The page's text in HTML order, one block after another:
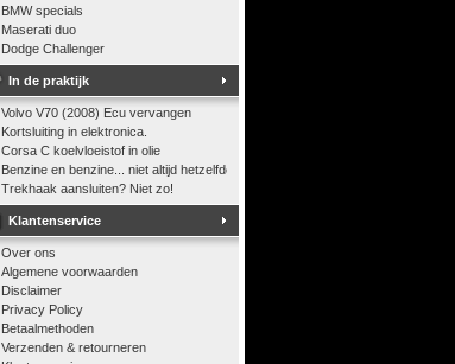
BMW specials
Maserati duo
Dodge Challenger
In de praktijk
Volvo V70 (2008) Ecu vervangen
Kortsluiting in elektronica.
Corsa C koelvloeistof in olie
Benzine en benzine... niet altijd hetzelfde
Trekhaak aansluiten? Niet zo!
Klantenservice
Over ons
Algemene voorwaarden
Disclaimer
Privacy Policy
Betaalmethoden
Verzenden & retourneren